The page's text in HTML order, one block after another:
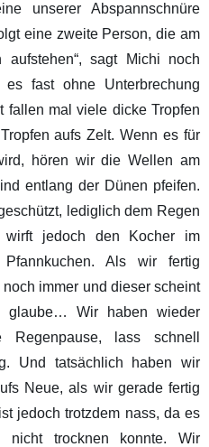
unserer Abspannschnüre
eine zweite Person, die am
aufstehen“, sagt Michi noch
fast ohne Unterbrechung
fallen mal viele dicke Tropfen
aufs Zelt. Wenn es für
hören wir die Wellen am
entlang der Dünen pfeifen.
lediglich dem Regen
jedoch den Kocher im
Als wir fertig
immer und dieser scheint
glaube… Wir haben wieder
lass schnell
Und tatsächlich haben wir
Neue, als wir gerade fertig
jedoch trotzdem nass, da es
trocknen konnte. Wir